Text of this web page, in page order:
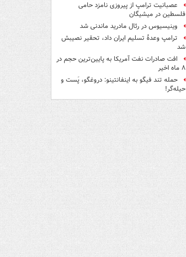
عصبانیت ترامپ از پیروزی نامزد حامی
فلسطین در میشیگان
وینیسیوس در رئال مادرید ماندنی شد
ترامپ وعدۀ تسلیم ایران داد، تحقیر نصیبش
شد
افت صادرات نفت آمریکا به پایین‌ترین حجم در
۸ ماه اخیر
حمله تند فیگو به اینفانتینو: دروغگو، پَست‌ و
حیله‌گر!